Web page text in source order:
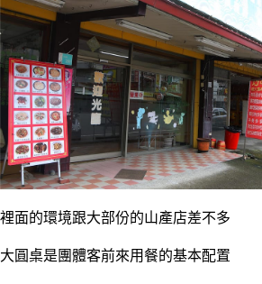
裡面的環境跟大部份的山產店差不多
大圓桌是團體客前來用餐的基本配置